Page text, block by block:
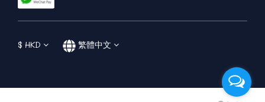
$ HKD 繁體中文